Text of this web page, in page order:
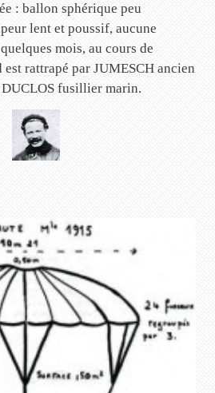
: ballon sphérique peu
lent et poussif, aucune
mois, au cours de
est rattrapé par JUMESCH ancien
fusillier marin.